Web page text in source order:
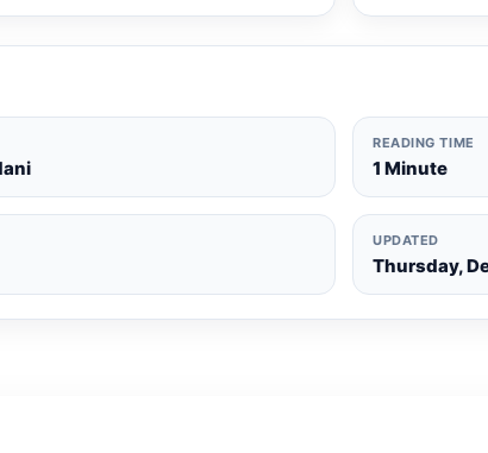
READING TIME
1 Minute
UPDATED
Thursday,